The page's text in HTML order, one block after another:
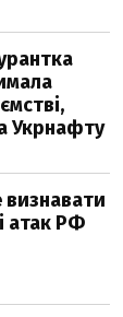
Укрнафту
атак РФ